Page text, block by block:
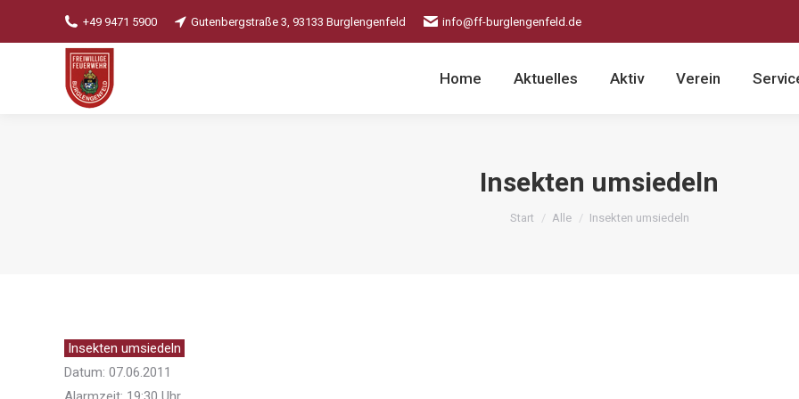
+49 9471 5900 Gutenbergstraße 3, 93133 Burglengenfeld info@ff-burglengenfeld.de
Home Aktuelles Aktiv Verein
Insekten umsiedeln
Sie befinden sich hier:
Start Alle Insekten umsiedeln
Insekten umsiedeln
Datum: 07.06.2011